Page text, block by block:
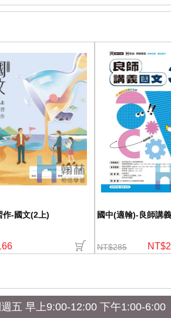
作-國文(2上) 國中(適翰)-良師講
NT$285
五 早上9:00-12:00 下午1:00-6:00